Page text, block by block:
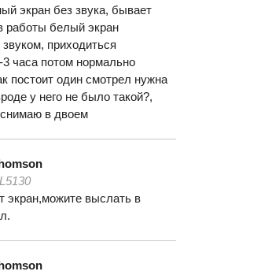
экран без звука, бывает
работы белый экран
приходиться
часа потом нормально
постоит один смотрел нужна
у него не было такой?,
снимаю в двоем
экран,можите выслать в